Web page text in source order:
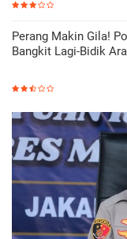
Perang Makin Gila!
Bangkit Lagi-Bidik